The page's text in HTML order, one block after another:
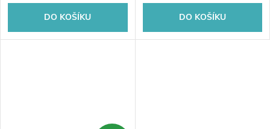
DO KOŠÍKU DO KOŠÍKU